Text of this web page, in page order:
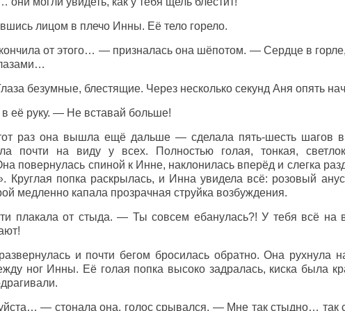
лицом в плечо Инны. Её тело горело.
от этого… — призналась она шёпотом. — Сердце в горле,
безумные, блестящие. Через несколько секунд Аня опять
её руку. — Не вставай больше!
раз она вышла ещё дальше — сделала пять-шесть шагов в
почти на виду у всех. Полностью голая, тонкая,
повернулась спиной к Инне, наклонилась вперёд и слегка
Круглая попка раскрылась, и Инна увидела всё: розовый
медленно капала прозрачная струйка возбуждения.
плакала от стыда. — Ты совсем ебанулась?! У тебя всё на
и почти бегом бросилась обратно. Она рухнула
ног Инны. Её голая попка высоко задралась, киска была
— стонала она, голос срывался. — Мне так стыдно… так